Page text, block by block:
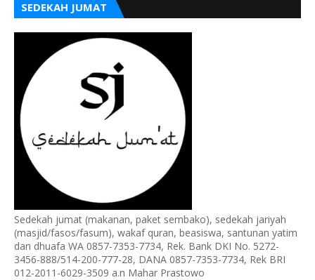
SEDEKAH JUMAT
Sedekah jumat (makanan, paket sembako), sedekah jariyah
(masjid/fasos/fasum), wakaf quran, beasiswa, santunan yatim
dan dhuafa WA 0857-7353-7734, Rek. Bank DKI No. 5272-
3456-888/514-200-777-28, DANA 0857-7353-7734, Rek BRI
012-2011-6029-3509 a.n Mahar Prastowo